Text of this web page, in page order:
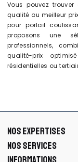
Vous pouvez
qualité au meilleur
pour portail
proposons une
professionnels,
qualité-prix
résidentielles ou
NOS EXPERTISES
NOS SERVICES